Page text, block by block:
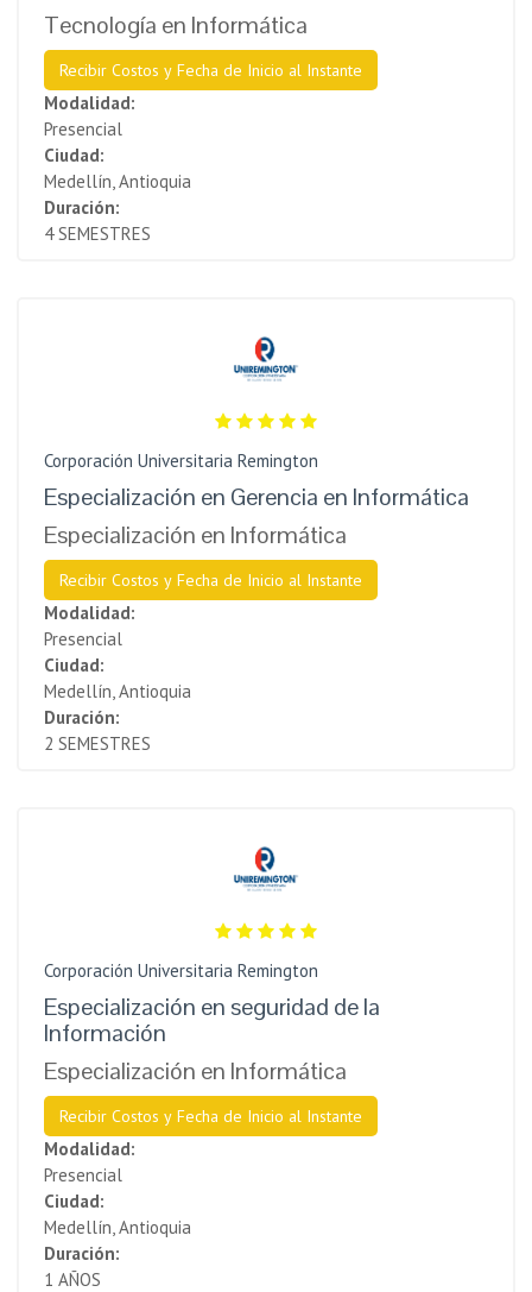
Tecnología en Informática
Recibir Costos y Fecha de Inicio al Instante
Modalidad:
Presencial
Ciudad:
Medellín, Antioquia
Duración:
4 SEMESTRES
Corporación Universitaria Remington
Especialización en Gerencia en Informática
Especialización en Informática
Recibir Costos y Fecha de Inicio al Instante
Modalidad:
Presencial
Ciudad:
Medellín, Antioquia
Duración:
2 SEMESTRES
Corporación Universitaria Remington
Especialización en seguridad de la
Información
Especialización en Informática
Recibir Costos y Fecha de Inicio al Instante
Modalidad:
Presencial
Ciudad:
Medellín, Antioquia
Duración:
1 AÑOS